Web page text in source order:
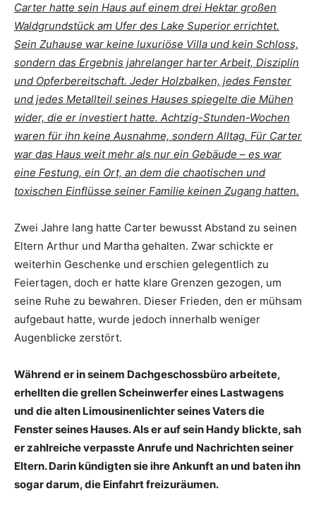
Carter hatte sein Haus auf einem drei Hektar großen
Waldgrundstück am Ufer des Lake Superior errichtet.
Sein Zuhause war keine luxuriöse Villa und kein Schloss,
sondern das Ergebnis jahrelanger harter Arbeit, Disziplin
und Opferbereitschaft. Jeder Holzbalken, jedes Fenster
und jedes Metallteil seines Hauses spiegelte die Mühen
wider, die er investiert hatte. Achtzig-Stunden-Wochen
waren für ihn keine Ausnahme, sondern Alltag. Für Carter
war das Haus weit mehr als nur ein Gebäude – es war
eine Festung, ein Ort, an dem die chaotischen und
toxischen Einflüsse seiner Familie keinen Zugang hatten.
Zwei Jahre lang hatte Carter bewusst Abstand zu seinen
Eltern Arthur und Martha gehalten. Zwar schickte er
weiterhin Geschenke und erschien gelegentlich zu
Feiertagen, doch er hatte klare Grenzen gezogen, um
seine Ruhe zu bewahren. Dieser Frieden, den er mühsam
aufgebaut hatte, wurde jedoch innerhalb weniger
Augenblicke zerstört.
Während er in seinem Dachgeschossbüro arbeitete,
erhellten die grellen Scheinwerfer eines Lastwagens
und die alten Limousinenlichter seines Vaters die
Fenster seines Hauses. Als er auf sein Handy blickte, sah
er zahlreiche verpasste Anrufe und Nachrichten seiner
Eltern. Darin kündigten sie ihre Ankunft an und baten ihn
sogar darum, die Einfahrt freizuräumen.